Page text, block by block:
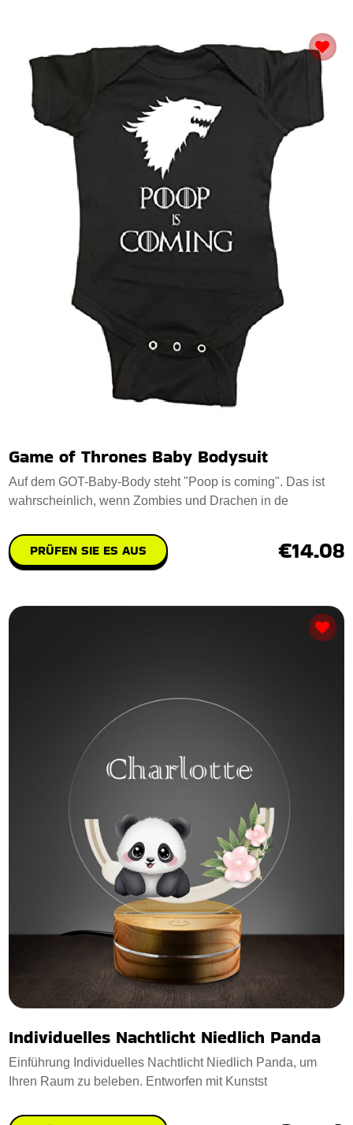
Game of Thrones Baby Bodysuit
Auf dem GOT-Baby-Body steht "Poop is coming". Das ist
wahrscheinlich, wenn Zombies und Drachen in de
PRÜFEN SIE ES AUS €14.08
Individuelles Nachtlicht Niedlich Panda
Einführung Individuelles Nachtlicht Niedlich Panda, um
Ihren Raum zu beleben. Entworfen mit Kunstst